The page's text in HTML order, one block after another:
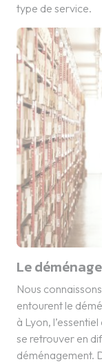
type de service.
Le
Nous
entourent le
à Lyon,
se retrouver en
déménagement.